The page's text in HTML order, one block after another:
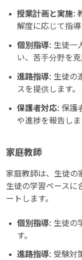
授業計画と実施:
解度に応じて指導
個別指導: 生徒一
い、苦手分野を克
進路指導: 生徒の
スを提供します。
保護者対応: 保護
や進捗を報告しま
家庭教師
家庭教師は、生徒の
生徒の学習ペースに
ートします。
個別指導: 生徒の
す。
進路指導: 受験対